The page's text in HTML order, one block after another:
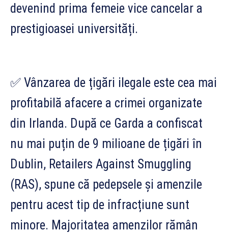
devenind prima femeie vice cancelar a
prestigioasei universități.
✅ Vânzarea de țigări ilegale este cea mai
profitabilă afacere a crimei organizate
din Irlanda. După ce Garda a confiscat
nu mai puțin de 9 milioane de țigări în
Dublin, Retailers Against Smuggling
(RAS), spune că pedepsele și amenzile
pentru acest tip de infracțiune sunt
minore. Majoritatea amenzilor rămân